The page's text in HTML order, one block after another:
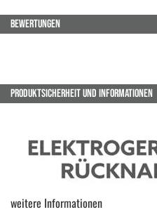
BEWERTUNGEN
PRODUKTSICHERHEIT UND INFORMATIONEN
weitere Informationen